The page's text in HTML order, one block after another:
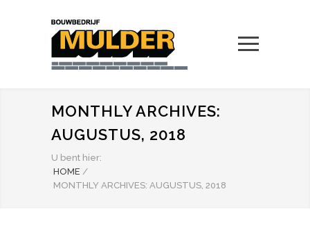
MONTHLY ARCHIVES:
AUGUSTUS, 2018
U bent hier:
HOME /
MONTHLY ARCHIVES: AUGUSTUS, 2018